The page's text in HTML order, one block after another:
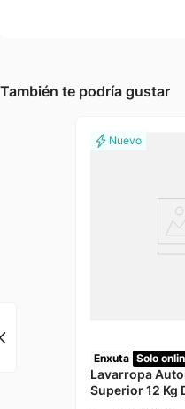
También te podría gustar
Enxuta Solo
Lavarropa
Superior 12 Kg